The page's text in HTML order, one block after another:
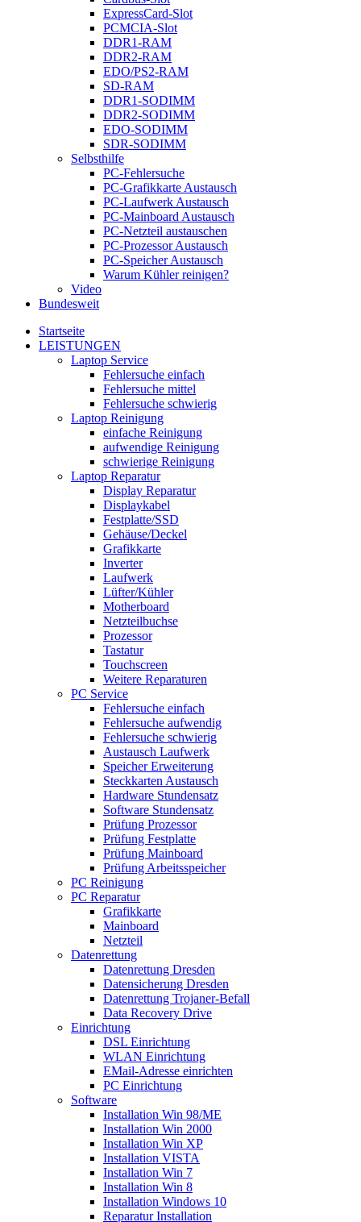
ExpressCard-Slot
PCMCIA-Slot
DDR1-RAM
DDR2-RAM
EDO/PS2-RAM
SD-RAM
DDR1-SODIMM
DDR2-SODIMM
EDO-SODIMM
SDR-SODIMM
Selbsthilfe
PC-Fehlersuche
PC-Grafikkarte Austausch
PC-Laufwerk Austausch
PC-Mainboard Austausch
PC-Netzteil austauschen
PC-Prozessor Austausch
PC-Speicher Austausch
Warum Kühler reinigen?
Video
Bundesweit
Startseite
LEISTUNGEN
Laptop Service
Fehlersuche einfach
Fehlersuche mittel
Fehlersuche schwierig
Laptop Reinigung
einfache Reinigung
aufwendige Reinigung
schwierige Reinigung
Laptop Reparatur
Display Reparatur
Displaykabel
Festplatte/SSD
Gehäuse/Deckel
Grafikkarte
Inverter
Laufwerk
Lüfter/Kühler
Motherboard
Netzteilbuchse
Prozessor
Tastatur
Touchscreen
Weitere Reparaturen
PC Service
Fehlersuche einfach
Fehlersuche aufwendig
Fehlersuche schwierig
Austausch Laufwerk
Speicher Erweiterung
Steckkarten Austausch
Hardware Stundensatz
Software Stundensatz
Prüfung Prozessor
Prüfung Festplatte
Prüfung Mainboard
Prüfung Arbeitsspeicher
PC Reinigung
PC Reparatur
Grafikkarte
Mainboard
Netzteil
Datenrettung
Datenrettung Dresden
Datensicherung Dresden
Datenrettung Trojaner-Befall
Data Recovery Drive
Einrichtung
DSL Einrichtung
WLAN Einrichtung
EMail-Adresse einrichten
PC Einrichtung
Software
Installation Win 98/ME
Installation Win 2000
Installation Win XP
Installation VISTA
Installation Win 7
Installation Win 8
Installation Windows 10
Reparatur Installation